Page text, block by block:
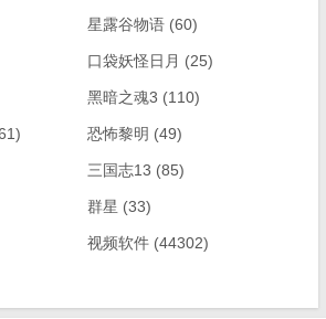
星露谷物语 (60)
口袋妖怪日月 (25)
黑暗之魂3 (110)
恐怖黎明 (49)
三国志13 (85)
群星 (33)
视频软件 (44302)